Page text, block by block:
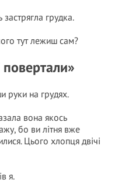
грудка.
тут лежиш сам?
руки на грудях.
вона якось
бо ви літня вже
Цього хлопця двічі
я.